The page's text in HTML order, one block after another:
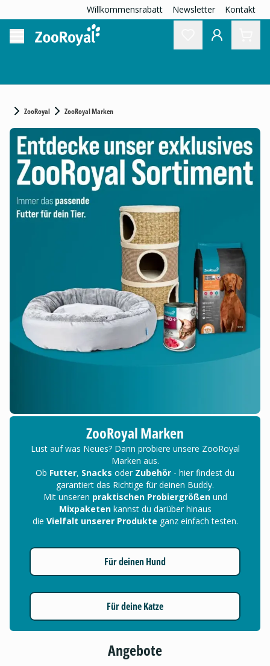
Willkommensrabatt Newsletter Kontakt
ZooRoyal ZooRoyal Marken
ZooRoyal Marken
Lust auf was Neues? Dann probiere unsere ZooRoyal
Marken aus.
Ob Futter, Snacks oder Zubehör - hier findest du
garantiert das Richtige für deinen Buddy.
Mit unseren praktischen Probiergrößenund
Mixpaketen kannst du darüber hinaus
die Vielfalt unserer Produkte ganz einfach testen.
Für deinen Hund
Für deine Katze
Angebote